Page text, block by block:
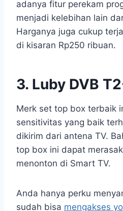
adanya fitur perekam
menjadi kelebihan lain
Harganya juga cukup
di kisaran Rp250 ribuan.
3. Luby DVB
Merk set top box terbaik
sensitivitas yang baik
dikirim dari antena TV.
top box ini dapat
menonton di Smart TV.
Anda hanya perku
sudah bisa mengakses